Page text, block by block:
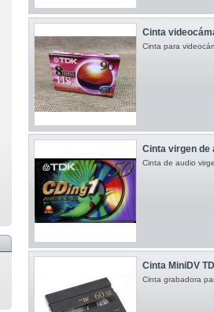
Cinta
Cinta para
Cinta virgen de
Cinta de audio
Cinta MiniDV
Cinta grabadora